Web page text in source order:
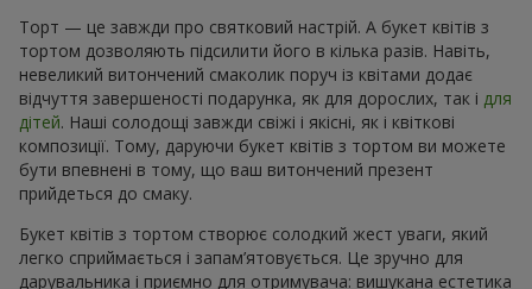
Торт — це завжди про святковий настрій. А букет квітів з
тортом дозволяють підсилити його в кілька разів. Навіть,
невеликий витончений смаколик поруч із квітами додає
відчуття завершеності подарунка, як для дорослих, так і для
дітей. Наші солодощі завжди свіжі і якісні, як і квіткові
композиції. Тому, даруючи букет квітів з тортом ви можете
бути впевнені в тому, що ваш витончений презент
прийдеться до смаку.
Букет квітів з тортом створює солодкий жест уваги, який
легко сприймається і запам’ятовується. Це зручно для
дарувальника і приємно для отримувача: вишукана естетика